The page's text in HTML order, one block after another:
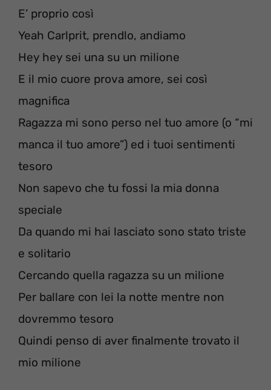
E’ proprio così
Yeah Carlprit, prendlo, andiamo
Hey hey sei una su un milione
E il mio cuore prova amore, sei così
magnifica
Ragazza mi sono perso nel tuo amore (o “mi
manca il tuo amore”) ed i tuoi sentimenti
tesoro
Non sapevo che tu fossi la mia donna
speciale
Da quando mi hai lasciato sono stato triste
e solitario
Cercando quella ragazza su un milione
Per ballare con lei la notte mentre non
dovremmo tesoro
Quindi penso di aver finalmente trovato il
mio milione